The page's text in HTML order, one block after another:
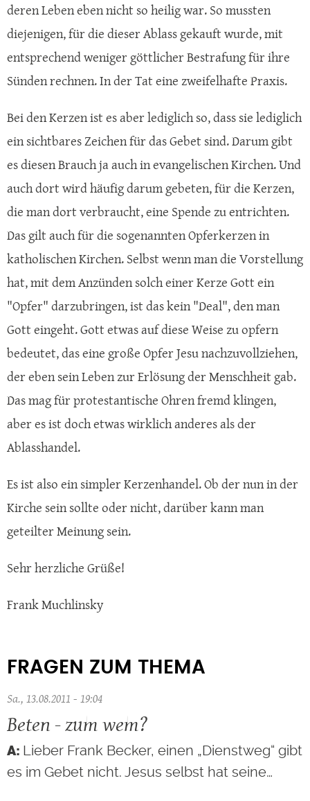
deren Leben eben nicht so heilig war. So mussten
diejenigen, für die dieser Ablass gekauft wurde, mit
entsprechend weniger göttlicher Bestrafung für ihre
Sünden rechnen. In der Tat eine zweifelhafte Praxis.
Bei den Kerzen ist es aber lediglich so, dass sie lediglich
ein sichtbares Zeichen für das Gebet sind. Darum gibt
es diesen Brauch ja auch in evangelischen Kirchen. Und
auch dort wird häufig darum gebeten, für die Kerzen,
die man dort verbraucht, eine Spende zu entrichten.
Das gilt auch für die sogenannten Opferkerzen in
katholischen Kirchen. Selbst wenn man die Vorstellung
hat, mit dem Anzünden solch einer Kerze Gott ein
"Opfer" darzubringen, ist das kein "Deal", den man
Gott eingeht. Gott etwas auf diese Weise zu opfern
bedeutet, das eine große Opfer Jesu nachzuvollziehen,
der eben sein Leben zur Erlösung der Menschheit gab.
Das mag für protestantische Ohren fremd klingen,
aber es ist doch etwas wirklich anderes als der
Ablasshandel.
Es ist also ein simpler Kerzenhandel. Ob der nun in der
Kirche sein sollte oder nicht, darüber kann man
geteilter Meinung sein.
Sehr herzliche Grüße!
Frank Muchlinsky
FRAGEN ZUM THEMA
Sa., 13.08.2011 - 19:04
Beten - zum wem?
Lieber Frank Becker, einen „Dienstweg“ gibt
es im Gebet nicht. Jesus selbst hat seine…